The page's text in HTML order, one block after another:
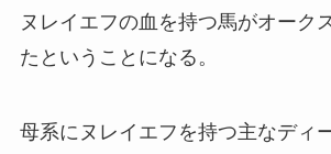
ヌレイエフの血を持つ馬がオーク
たということになる。
母系にヌレイエフを持つ主なディ